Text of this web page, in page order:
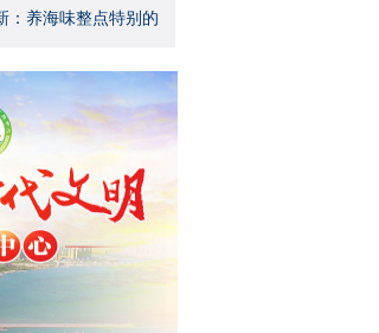
：养海味整点特别的